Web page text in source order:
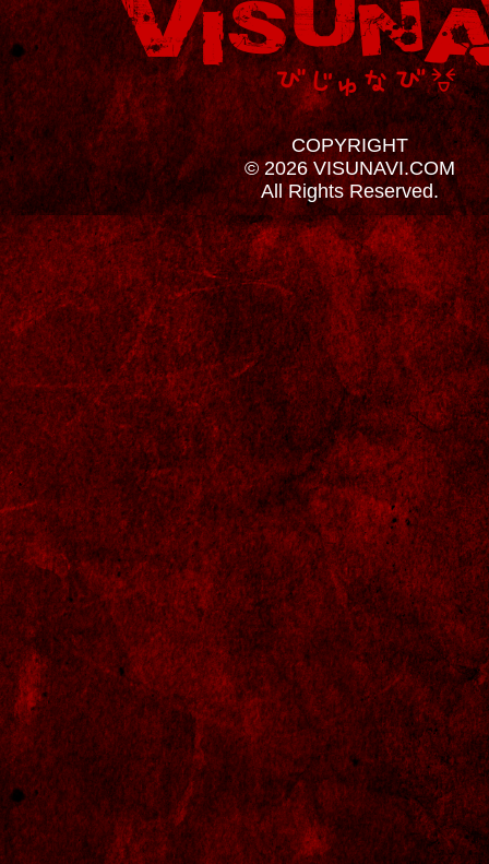
COPYRIGHT
© 2026 VISUNAVI.COM
All Rights Reserved.